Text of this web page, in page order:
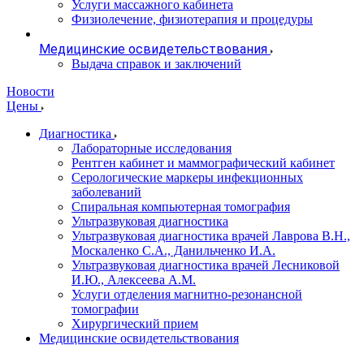
Услуги массажного кабинета
Физиолечение, физиотерапия и процедуры
Медицинские освидетельствования
Выдача справок и заключений
Новости
Цены
Диагностика
Лабораторные исследования
Рентген кабинет и маммографический кабинет
Серологические маркеры инфекционных
заболеваний
Спиральная компьютерная томография
Ультразвуковая диагностика
Ультразвуковая диагностика врачей Лаврова В.Н.,
Москаленко С.А., Данильченко И.А.
Ультразвуковая диагностика врачей Лесниковой
И.Ю., Алексеева А.М.
Услуги отделения магнитно-резонансной
томографии
Хирургический прием
Медицинские освидетельствования